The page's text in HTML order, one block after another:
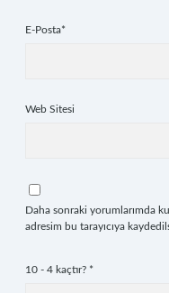
E-Posta*
Web Sitesi
Daha sonraki yorumlarımda
adresim bu tarayıcıya
10 - 4 kaçtır? *